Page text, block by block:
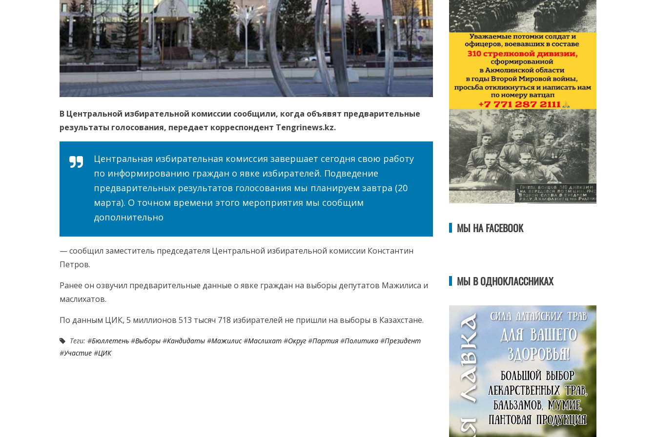
В Центральной избирательной комиссии сообщили, когда объявят предварительные
результаты голосования, передает корреспондент Tengrinews.kz.
Центральная избирательная комиссия завершает сегодня свою работу
по информированию граждан о явке избирателей. Подведение
предварительных результатов голосования мы планируем завтра (20
марта). О точном времени этого мероприятия мы сообщим
дополнительно
— сообщил заместитель председателя Центральной избирательной комиссии Константин
Петров.
Ранее он озвучил предварительные данные о явке граждан на выборы депутатов Мажилиса и
маслихатов.
По данным ЦИК, 5 миллионов 513 тысяч 718 избирателей не пришли на выборы в Казахстане.
Теги: #Бюллетень #Выборы #Кандидаты #Мажилис#Маслихат #Округ #Партия #Политика #Президент
#Участие #ЦИК
МЫ НА FACEBOOK
МЫ В ОДНОКЛАССНИКАХ